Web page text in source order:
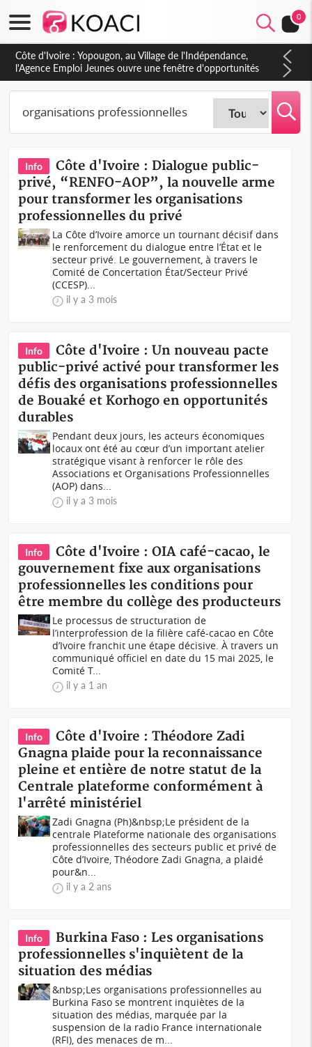
0
Côte d'Ivoire : CHU de Treichville, après la fronde, les agents
contractuels obtiennent un accord avec la direction sur les
arriérés du SMIG 2023
Info
Côte d'Ivoire : Dialogue public-
privé, “RENFO-AOP”, la nouvelle arme
pour transformer les organisations
professionnelles du privé
La Côte d’Ivoire amorce un tournant décisif dans
le renforcement du dialogue entre l’État et le
secteur privé. Le gouvernement, à travers le
Comité de Concertation État/Secteur Privé
(CCESP)...
il y a 3 mois
Info
Côte d'Ivoire : Un nouveau pacte
public-privé activé pour transformer les
défis des organisations professionnelles
de Bouaké et Korhogo en opportunités
durables
Pendant deux jours, les acteurs économiques
locaux ont été au cœur d’un important atelier
stratégique visant à renforcer le rôle des
Associations et Organisations Professionnelles
(AOP) dans...
il y a 3 mois
Info
Côte d'Ivoire : OIA café-cacao, le
gouvernement fixe aux organisations
professionnelles les conditions pour
être membre du collège des producteurs
Le processus de structuration de
l’interprofession de la filière café-cacao en Côte
d’Ivoire franchit une étape décisive. À travers un
communiqué officiel en date du 15 mai 2025, le
Comité T...
il y a 1 an
Info
Côte d'Ivoire : Théodore Zadi
Gnagna plaide pour la reconnaissance
pleine et entière de notre statut de la
Centrale plateforme conformément à
l'arrêté ministériel
Zadi Gnagna (Ph)&nbsp;Le président de la
centrale Plateforme nationale des organisations
professionnelles des secteurs public et privé de
Côte d’Ivoire, Théodore Zadi Gnagna, a plaidé
pour&n...
il y a 2 ans
Info
Burkina Faso : Les organisations
professionnelles s'inquiètent de la
situation des médias
&nbsp;Les organisations professionnelles au
Burkina Faso se montrent inquiètes de la
situation des médias, marquée par la
suspension de la radio France internationale
(RFI), des menaces de m...